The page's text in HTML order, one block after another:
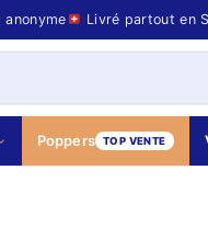
Livré partout en
Poppers TOP VENTE